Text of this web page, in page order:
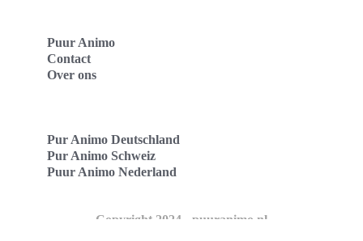
Puur Animo
Contact
Over ons
Pur Animo Deutschland
Pur Animo Schweiz
Puur Animo Nederland
Copyright 2024 - puuranimo.nl